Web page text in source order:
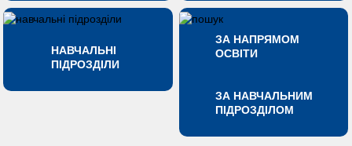
НАВЧАЛЬНІ
ПІДРОЗДІЛИ
ЗА НАПРЯМОМ
ОСВІТИ
ЗА НАВЧАЛЬНИМ
ПІДРОЗДІЛОМ